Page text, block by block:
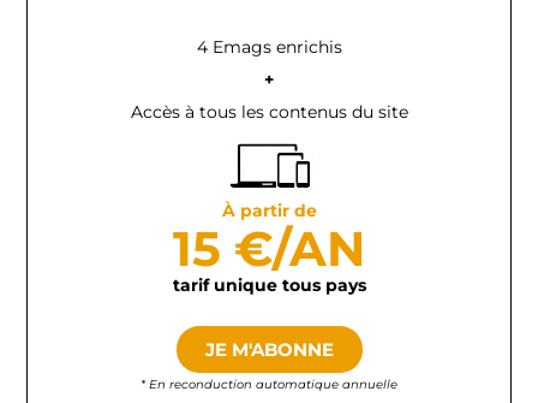
4 Emags enrichis
+
Accès à tous les contenus du site
À partir de
15 €/AN
tarif unique tous pays
JE M'ABONNE
* En reconduction automatique annuelle